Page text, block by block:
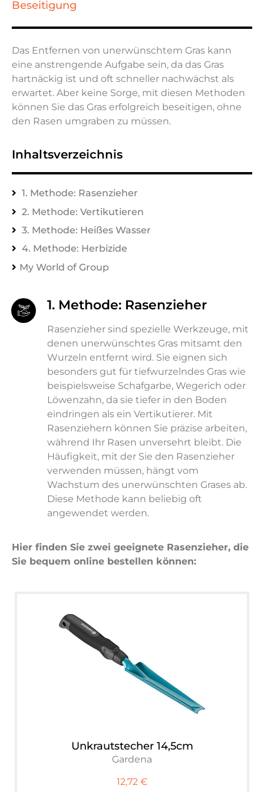
Beseitigung
Das Entfernen von unerwünschtem Gras kann
eine anstrengende Aufgabe sein, da das Gras
hartnäckig ist und oft schneller nachwächst als
erwartet. Aber keine Sorge, mit diesen Methoden
können Sie das Gras erfolgreich beseitigen, ohne
den Rasen umgraben zu müssen.
Inhaltsverzeichnis
1. Methode: Rasenzieher
2. Methode: Vertikutieren
3. Methode: Heißes Wasser
4. Methode: Herbizide
My World of Group
1. Methode: Rasenzieher
Rasenzieher sind spezielle Werkzeuge, mit
denen unerwünschtes Gras mitsamt den
Wurzeln entfernt wird. Sie eignen sich
besonders gut für tiefwurzelndes Gras wie
beispielsweise Schafgarbe, Wegerich oder
Löwenzahn, da sie tiefer in den Boden
eindringen als ein Vertikutierer. Mit
Rasenziehern können Sie präzise arbeiten,
während Ihr Rasen unversehrt bleibt. Die
Häufigkeit, mit der Sie den Rasenzieher
verwenden müssen, hängt vom
Wachstum des unerwünschten Grases ab.
Diese Methode kann beliebig oft
angewendet werden.
Hier finden Sie zwei geeignete Rasenzieher, die
Sie bequem online bestellen können:
Unkrautstecher 14,5cm
Gardena
12,72 €